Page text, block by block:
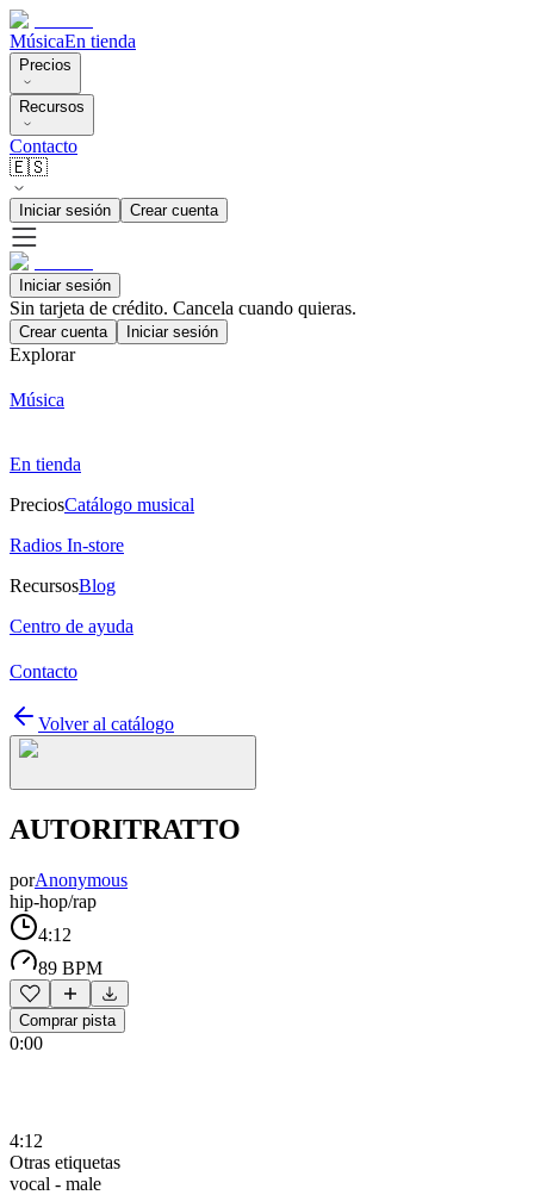
MúsicaEn tienda
Precios
Recursos
Contacto
🇪🇸
Iniciar sesión Crear cuenta
Iniciar sesión
Sin tarjeta de crédito. Cancela cuando quieras.
Crear cuenta Iniciar sesión
Explorar
Música
En tienda
PreciosCatálogo musical
Radios In-store
RecursosBlog
Centro de ayuda
Contacto
Volver al catálogo
AUTORITRATTO
porAnonymous
hip-hop/rap
4:12
89 BPM
Comprar pista
0:00
4:12
Otras etiquetas
vocal - male